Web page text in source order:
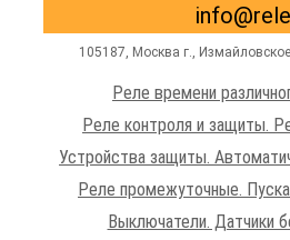
105187, Москва г.
Реле времени
Реле контроля и защиты.
Устройства защиты.
Реле промежуточные.
Выключатели. Датчики